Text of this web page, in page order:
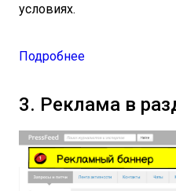
условиях.
Подробнее
3. Реклама в